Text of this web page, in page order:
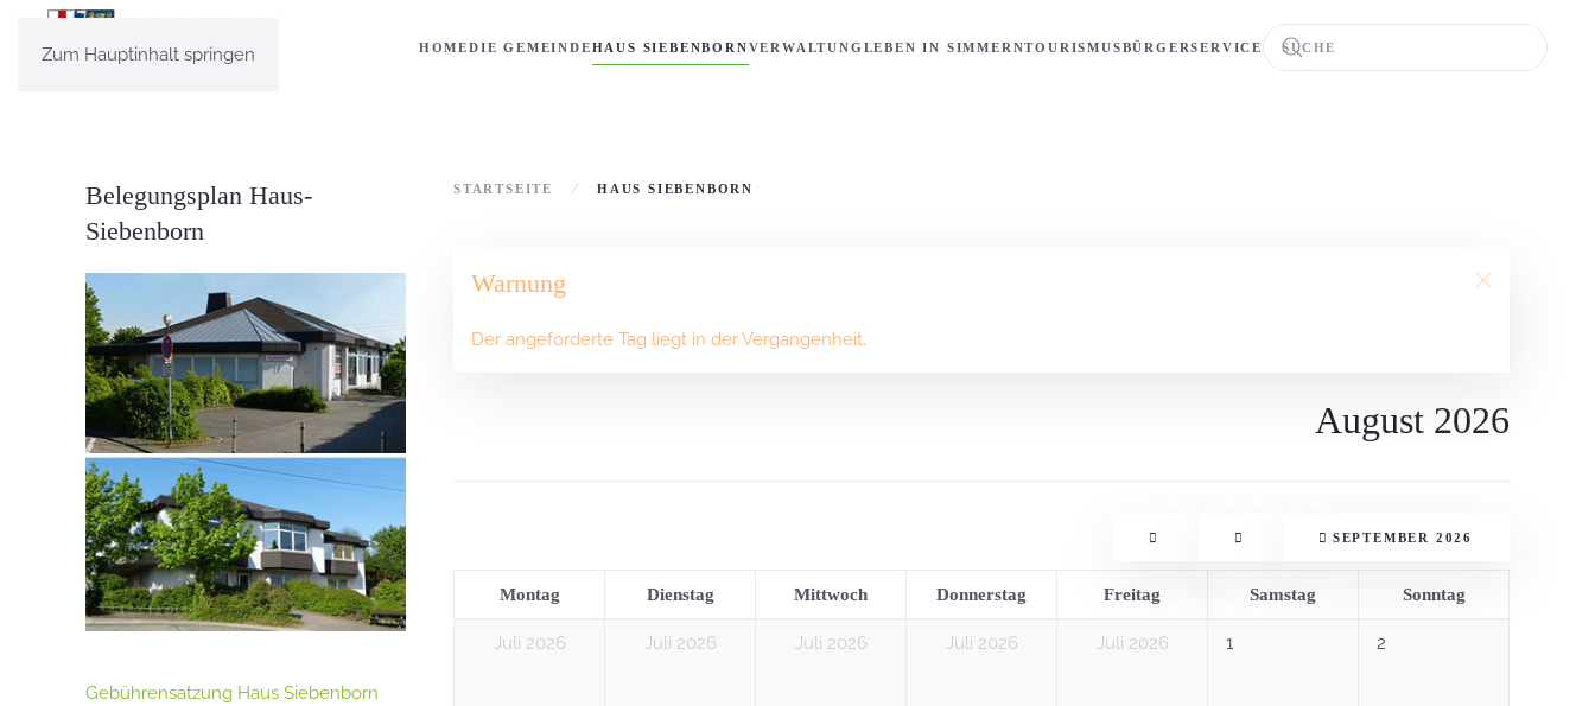
Zum Hauptinhalt springen HOMEDIE GEMEINDEHAUS SIEBENBORNVERWALTUNG LEBEN IN SIMMERNTOURISMUSBÜRGERSERVICE
STARTSEITE HAUS SIEBENBORN
Warnung
Der angeforderte Tag liegt in der Vergangenheit.
August 2026
SEPTEMBER 2026
Montag Dienstag Mittwoch Donnerstag Freitag Samstag Sonntag
Juli 2026 Juli 2026 Juli 2026 Juli 2026 Juli 2026 1 2
Belegungsplan Haus-
Siebenborn
Gebührensatzung Haus Siebenborn